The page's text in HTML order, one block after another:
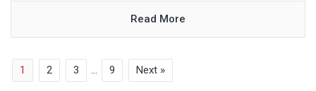
Read More
1 2 3 … 9 Next »